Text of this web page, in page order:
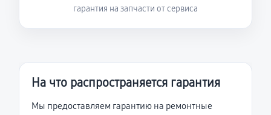
гарантия на запчасти от сервиса
На что распространяется гарантия
Мы предоставляем гарантию на ремонтные